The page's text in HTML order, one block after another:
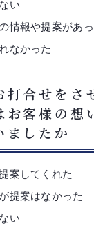
い
情報や提案があ
なかった
打合せをさ
お客様の想
ましたか
案してくれた
提案はなかった
い